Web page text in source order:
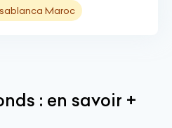
Maroc
: en savoir +